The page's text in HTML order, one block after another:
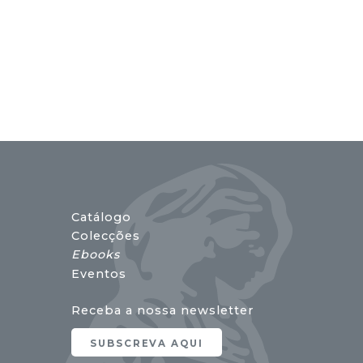
Catálogo
Colecções
Ebooks
Eventos
Receba a nossa newsletter
SUBSCREVA AQUI